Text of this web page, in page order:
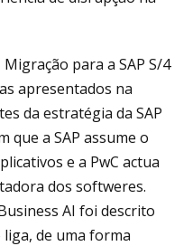
Migração para a SAP S/4
apresentados na
da estratégia da SAP
que a SAP assume o
e a PwC actua
dos softweres.
AI foi descrito
de uma forma